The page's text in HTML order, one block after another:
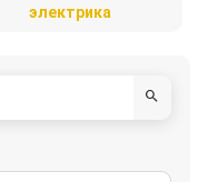
электрика